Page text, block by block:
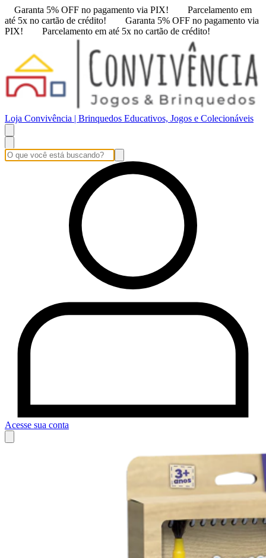
Garanta 5% OFF no pagamento via PIX!
Parcelamento em
até 5x no cartão de crédito!
Garanta 5% OFF no pagamento via
PIX!
Parcelamento em até 5x no cartão de crédito!
Loja Convivência | Brinquedos Educativos, Jogos e Colecionáveis
Acesse sua conta